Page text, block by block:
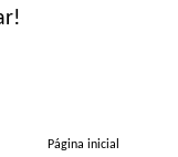
Página inicial